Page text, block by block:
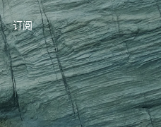
订阅